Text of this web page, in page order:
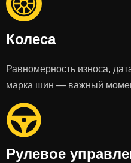
Колеса
Равномерность износа,
марка шин — важный
Рулевое